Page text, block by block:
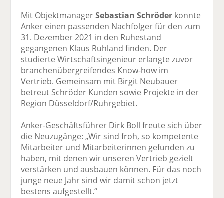
Mit ObjektmanagerSebastian Schröder konnte
Anker einen passenden Nachfolger für den zum
31. Dezember 2021 in den Ruhestand
gegangenen Klaus Ruhland finden. Der
studierte Wirtschaftsingenieur erlangte zuvor
branchenübergreifendes Know-how im
Vertrieb. Gemeinsam mit Birgit Neubauer
betreut Schröder Kunden sowie Projekte in der
Region Düsseldorf/Ruhrgebiet.
Anker-Geschäftsführer Dirk Boll freute sich über
die Neuzugänge: „Wir sind froh, so kompetente
Mitarbeiter und Mitarbeiterinnen gefunden zu
haben, mit denen wir unseren Vertrieb gezielt
verstärken und ausbauen können. Für das noch
junge neue Jahr sind wir damit schon jetzt
bestens aufgestellt.“